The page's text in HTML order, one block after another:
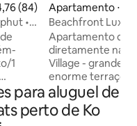
de uma avaliação média
(84)
•
de 1
1
Apartamento ⋅
strict
Beachfront Lux
Winning Hotel w/
Apartamento de
diretamente na
Village - grande interior de 110 m ² +
enorme terraço à
Praia
para o mar em
manhã diário
para aluguel de
perto de Ko